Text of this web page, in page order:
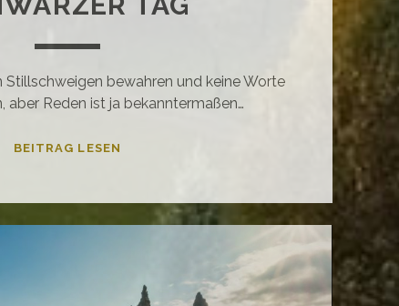
Stillschweigen bewahren und keine Worte
aber Reden ist ja bekanntermaßen…
BEITRAG LESEN